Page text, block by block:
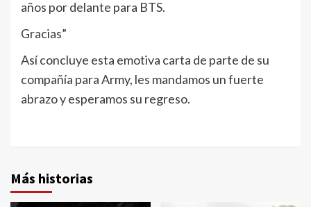
años por delante para BTS.
Gracias”
Así concluye esta emotiva carta de parte de su
compañía para Army, les mandamos un fuerte
abrazo y esperamos su regreso.
Más historias